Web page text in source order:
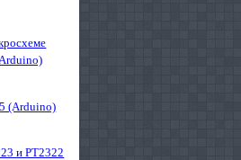
(Arduino)
и PT2322